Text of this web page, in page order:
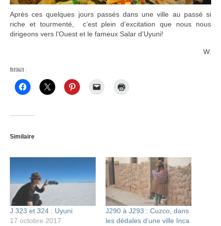
Après ces quelques jours passés dans une ville au passé si
riche et tourmenté, c’est plein d’excitation que nous nous
dirigeons vers l’Ouest et le fameux Salar d’Uyuni!
W.
Partager :
Similaire
J 323 et 324 : Uyuni
17 octobre 2017
J290 à J293 : Cuzco, dans
les dédales d’une ville Inca